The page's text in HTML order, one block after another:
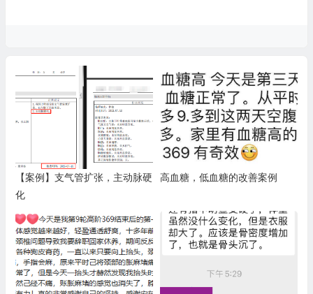
【案例】支气管扩张，主动脉硬
化
高血糖，低血糖的改善案例